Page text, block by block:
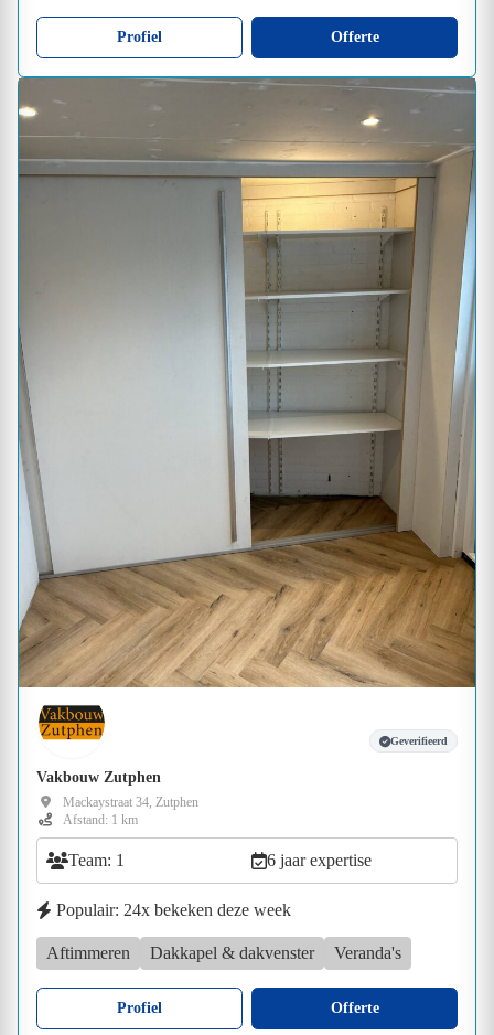
Profiel Offerte
Geverifieerd
Vakbouw Zutphen
Mackaystraat 34, Zutphen
Afstand: 1 km
Team: 1 6 jaar expertise
Populair: 24x bekeken deze week
Aftimmeren Dakkapel & dakvenster Veranda's
Profiel Offerte